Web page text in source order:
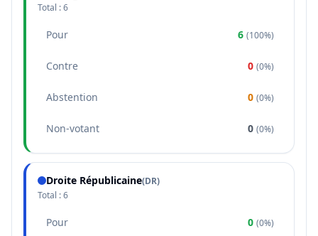
Total :6
Pour 6 (100%)
Contre 0 (0%)
Abstention 0 (0%)
Non-votant 0 (0%)
Droite Républicaine(DR)
Total :6
Pour 0 (0%)